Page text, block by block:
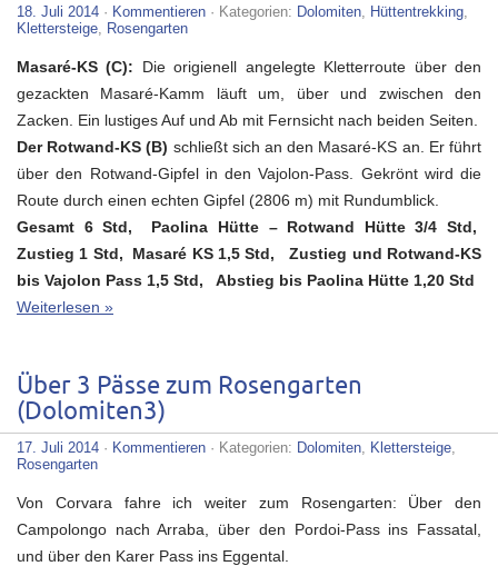
18. Juli 2014 · Kommentieren · Kategorien: Dolomiten, Hüttentrekking,
Klettersteige, Rosengarten
Masaré-KS (C): Die origienell angelegte Kletterroute über den
gezackten Masaré-Kamm läuft um, über und zwischen den
Zacken. Ein lustiges Auf und Ab mit Fernsicht nach beiden Seiten.
Der Rotwand-KS (B) schließt sich an den Masaré-KS an. Er führt
über den Rotwand-Gipfel in den Vajolon-Pass. Gekrönt wird die
Route durch einen echten Gipfel (2806 m) mit Rundumblick.
Gesamt 6 Std, Paolina Hütte – Rotwand Hütte 3/4 Std,
Zustieg 1 Std, Masaré KS 1,5 Std, Zustieg und Rotwand-KS
bis Vajolon Pass 1,5 Std, Abstieg bis Paolina Hütte 1,20 Std
Weiterlesen »
Über 3 Pässe zum Rosengarten
(Dolomiten3)
17. Juli 2014 · Kommentieren · Kategorien: Dolomiten, Klettersteige,
Rosengarten
Von Corvara fahre ich weiter zum Rosengarten: Über den
Campolongo nach Arraba, über den Pordoi-Pass ins Fassatal,
und über den Karer Pass ins Eggental.